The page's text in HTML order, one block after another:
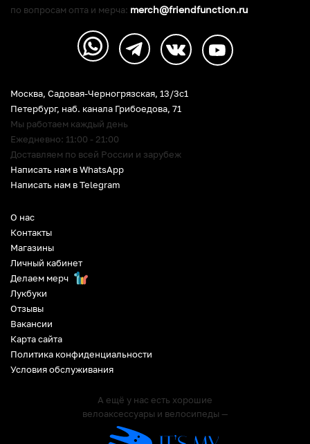
О нас
Контакты
Магазины
Личный кабинет
Делаем мерч
Лукбуки
Отзывы
Вакансии
Карта сайта
Политика конфиденциальности
Условия обслуживания
А ещё у нас есть хорошие
велоаксессуары и велосипеды —
Москва, Садовая-Черногрязская, 13/3c1
Петербург, наб. канала Грибоедова, 71
Мы работаем каждый день
Ежедневно: 11:00 - 21:00
Доставляем по всей России и зарубеж
Написать нам в WhatsApp
Написать нам в Telegram
по вопросам опта и мерча: merch@friendfunction.ru